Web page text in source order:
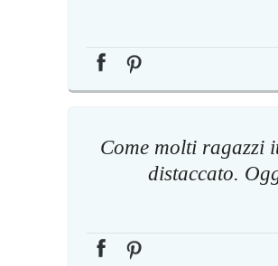
Come molti ragazzi
distaccato.